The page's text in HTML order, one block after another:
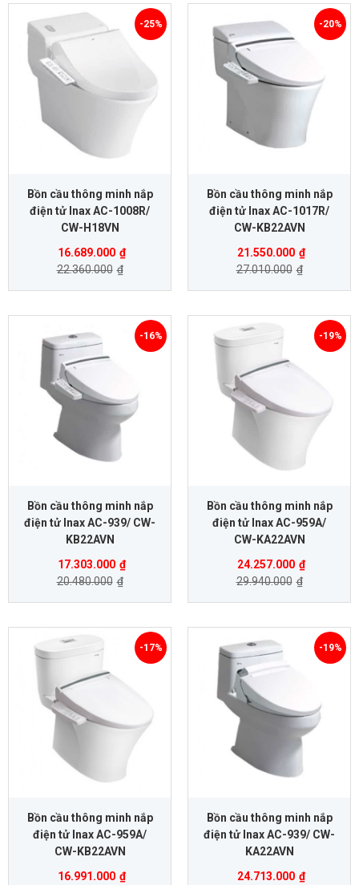
Bồn cầu thông minh nắp
điện tử Inax AC-1008R/
CW-H18VN
16.689.000 ₫
22.360.000 ₫
-25%
Bồn cầu thông minh nắp
điện tử Inax AC-1017R/
CW-KB22AVN
21.550.000 ₫
27.010.000 ₫
-20%
Bồn cầu thông minh nắp
điện tử Inax AC-939/ CW-
KB22AVN
17.303.000 ₫
20.480.000 ₫
-16%
Bồn cầu thông minh nắp
điện tử Inax AC-959A/
CW-KA22AVN
24.257.000 ₫
29.940.000 ₫
-19%
Bồn cầu thông minh nắp
điện tử Inax AC-959A/
CW-KB22AVN
16.991.000 ₫
-17%
Bồn cầu thông minh nắp
điện tử Inax AC-939/ CW-
KA22AVN
24.713.000 ₫
-19%